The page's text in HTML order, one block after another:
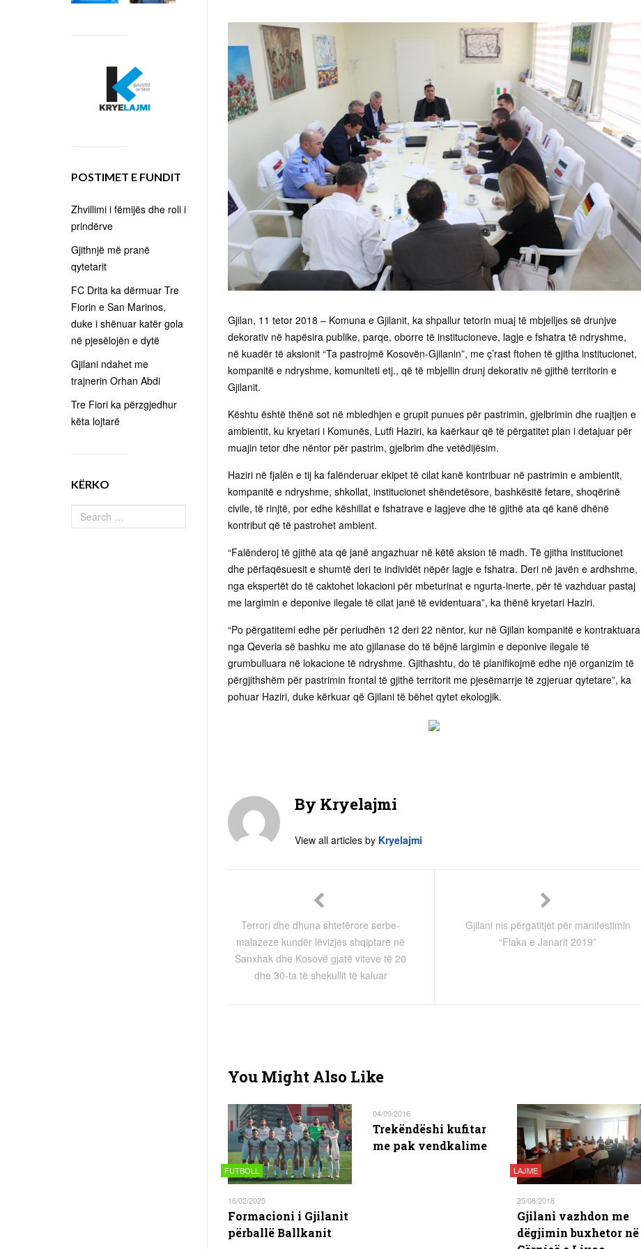
Gjilan, 11 tetor 2018 – Komuna e Gjilanit, ka shpallur tetorin muaj të mbjelljes së drunjve
dekorativ në hapësira publike, parqe, oborre të institucioneve, lagje e fshatra të ndryshme,
në kuadër të aksionit “Ta pastrojmë Kosovën-Gjilanin”, me ç’rast ftohen të gjitha institucionet,
kompanitë e ndryshme, komuniteti etj., që të mbjellin drunj dekorativ në gjithë territorin e
Gjilanit.
Kështu është thënë sot në mbledhjen e grupit punues për pastrimin, gjelbrimin dhe ruajtjen e
ambientit, ku kryetari i Komunës, Lutfi Haziri, ka kaërkaur që të përgatitet plan i detajuar për
muajin tetor dhe nëntor për pastrim, gjelbrim dhe vetëdijësim.
Haziri në fjalën e tij ka falënderuar ekipet të cilat kanë kontribuar në pastrimin e ambientit,
kompanitë e ndryshme, shkollat, institucionet shëndetësore, bashkësitë fetare, shoqërinë
civile, të rinjtë, por edhe këshillat e fshatrave e lagjeve dhe të gjithë ata që kanë dhënë
kontribut që të pastrohet ambient.
“Falënderoj të gjithë ata që janë angazhuar në këtë aksion të madh. Të gjitha institucionet
dhe përfaqësuesit e shumtë deri te individët nëpër lagje e fshatra. Deri në javën e ardhshme,
nga ekspertët do të caktohet lokacioni për mbeturinat e ngurta-inerte, për të vazhduar pastaj
me largimin e deponive ilegale të cilat janë të evidentuara”, ka thënë kryetari Haziri.
“Po përgatitemi edhe për periudhën 12 deri 22 nëntor, kur në Gjilan kompanitë e kontraktuara
nga Qeveria së bashku me ato gjilanase do të bëjnë largimin e deponive ilegale të
grumbulluara në lokacione të ndryshme. Gjithashtu, do të planifikojmë edhe një organizim të
përgjithshëm për pastrimin frontal të gjithë territorit me pjesëmarrje të zgjeruar qytetare”, ka
pohuar Haziri, duke kërkuar që Gjilani të bëhet qytet ekologjik.
By Kryelajmi
View all articles by Kryelajmi
Terrori dhe dhuna shtetërore serbe-
malazeze kundër lëvizjes shqiptare në
Sanxhak dhe Kosovë gjatë viteve të 20
dhe 30-ta të shekullit të kaluar
Gjilani nis përgatitjet për manifestimin
“Flaka e Janarit 2019”
You Might Also Like
FUTBOLL
16/02/2025
Formacioni i Gjilanit
përballë Ballkanit
04/09/2016
Trekëndëshi kufitar
me pak vendkalime
LAJME
25/08/2018
Gjilani vazhdon me
dëgjimin buxhetor në
POSTIMET E FUNDIT
Zhvillimi i fëmijës dhe roli i
prindërve
Gjithnjë më pranë
qytetarit
FC Drita ka dërmuar Tre
Fiorin e San Marinos,
duke i shënuar katër gola
në pjesëlojën e dytë
Gjilani ndahet me
trajnerin Orhan Abdi
Tre Fiori ka përzgjedhur
këta lojtarë
KËRKO